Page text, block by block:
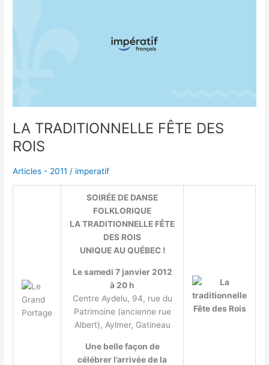
LA TRADITIONNELLE FÊTE DES
ROIS
Articles - 2011 / imperatif
SOIRÉE DE DANSE
FOLKLORIQUE
LA TRADITIONNELLE FÊTE
DES ROIS
UNIQUE AU QUÉBEC !
Le samedi 7 janvier 2012
à 20 h
Centre Aydelu, 94, rue du
Patrimoine (ancienne rue
Albert), Aylmer, Gatineau
Une belle façon de
célébrer l’arrivée de la